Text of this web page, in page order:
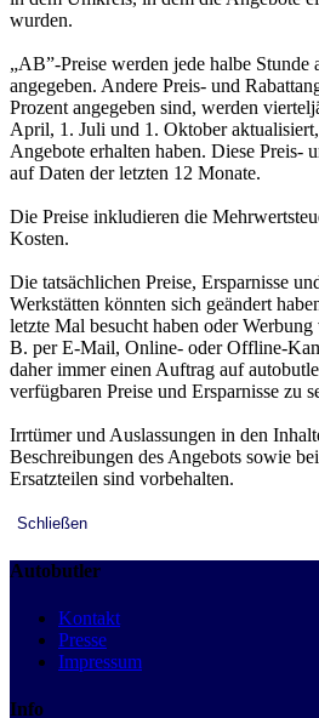
wurden.
„AB”-Preise werden jede halbe
angegeben. Andere Preis- und
Prozent angegeben sind, werden
April, 1. Juli und 1. Oktober
Angebote erhalten haben. Diese Preis-
auf Daten der letzten 12 Monate.
Die Preise inkludieren die
Kosten.
Die tatsächlichen Preise, Ersparnisse
Werkstätten könnten sich geändert
letzte Mal besucht haben oder
B. per E-Mail, Online- oder Offline-
daher immer einen Auftrag auf
verfügbaren Preise und Ersparnisse zu
Irrtümer und Auslassungen in den
Beschreibungen des Angebots sowie
Ersatzteilen sind vorbehalten.
Schließen
Autobutler
Kontakt
Presse
Impressum
Info